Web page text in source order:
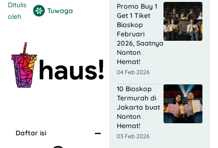
Ditulis
oleh
Tuwaga
Daftar isi
Promo Buy 1
Get 1 Tiket
Bioskop
Februari
2026, Saatnya
Nonton
Hemat!
04 Feb 2026
10 Bioskop
Termurah di
Jakarta buat
Nonton
Hemat!
03 Feb 2026